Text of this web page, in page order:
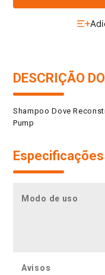
DESCRIÇÃO
Shampoo Dove
Pump
Especificações
Modo de uso
Avisos